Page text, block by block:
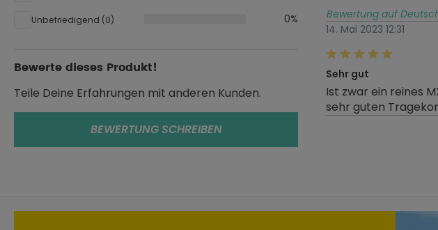
Unbefriedigend (0) 0%
Bewerte dieses Produkt!
Teile Deine Erfahrungen mit anderen Kunden.
BEWERTUNG SCHREIBEN
Bewertung auf
14. Mai 2023 12:31
Bewertung mit 5 von
Sehr gut
Ist zwar ein reines
sehr guten